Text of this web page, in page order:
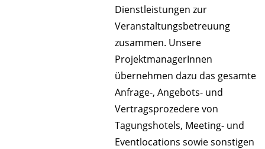
Dienstleistungen zur
Veranstaltungsbetreuung
zusammen. Unsere
ProjektmanagerInnen
übernehmen dazu das gesamte
Anfrage-, Angebots- und
Vertragsprozedere von
Tagungshotels, Meeting- und
Eventlocations sowie sonstigen